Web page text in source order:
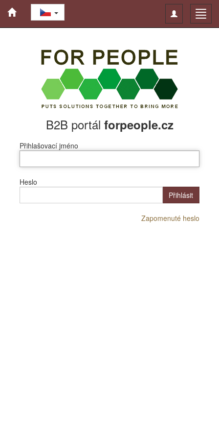
Toggle
navigation
B2B portál forpeople.cz
Přihlašovací jméno
Heslo
Přihlásit
Zapomenuté heslo